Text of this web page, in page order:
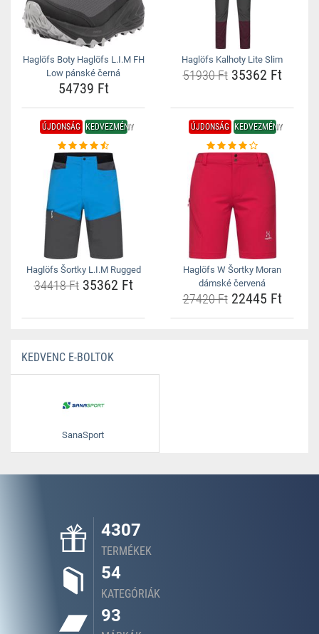
Haglöfs Boty Haglöfs L.I.M FH
Low pánské černá
54739 Ft
Haglöfs Kalhoty Lite Slim
51930 Ft35362 Ft
ÚJDONSÁG KEDVEZMÉNY
Haglöfs Šortky L.I.M Rugged
34418 Ft35362 Ft
ÚJDONSÁG KEDVEZMÉNY
Haglöfs W Šortky Moran
dámské červená
27420 Ft22445 Ft
KEDVENC E-BOLTOK
SanaSport
4307
TERMÉKEK
54
KATEGÓRIÁK
93